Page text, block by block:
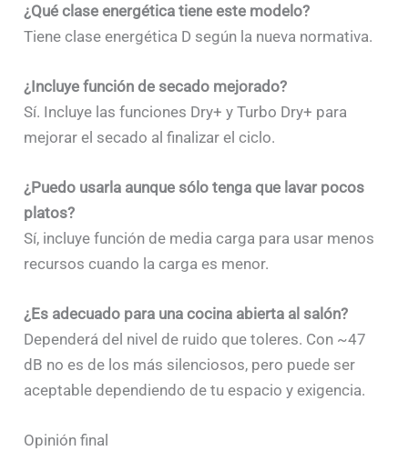
¿Qué clase energética tiene este modelo?
Tiene clase energética D según la nueva normativa.
¿Incluye función de secado mejorado?
Sí. Incluye las funciones Dry+ y Turbo Dry+ para
mejorar el secado al finalizar el ciclo.
¿Puedo usarla aunque sólo tenga que lavar pocos
platos?
Sí, incluye función de media carga para usar menos
recursos cuando la carga es menor.
¿Es adecuado para una cocina abierta al salón?
Dependerá del nivel de ruido que toleres. Con ~47
dB no es de los más silenciosos, pero puede ser
aceptable dependiendo de tu espacio y exigencia.
Opinión final